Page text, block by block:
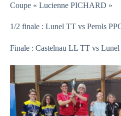
Coupe « Lucienne PICHARD »
1/2 finale : Lunel TT vs Perols
Finale : Castelnau LL TT vs